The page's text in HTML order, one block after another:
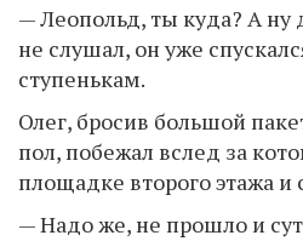
— Леопольд, ты куда? А ну
не слушал, он уже
ступенькам.
Олег, бросив большой
пол, побежал вслед за
площадке второго этажа и
— Надо же, не прошло и